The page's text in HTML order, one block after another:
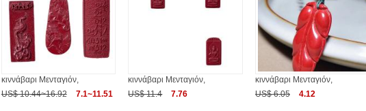
κιννάβαρι Μενταγιόν,
US$ 10.44~16.92
7.1~11.51
κιννάβαρι Μενταγιόν,
US$ 11.4
7.76
κιννάβαρι Μενταγιόν,
US$ 6.05
4.12